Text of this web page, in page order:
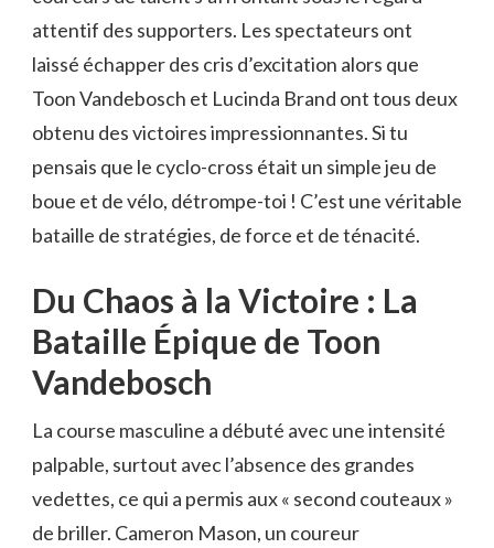
attentif des supporters. Les spectateurs ont
laissé échapper des cris d’excitation alors que
Toon Vandebosch et Lucinda Brand ont tous deux
obtenu des victoires impressionnantes. Si tu
pensais que le cyclo-cross était un simple jeu de
boue et de vélo, détrompe-toi ! C’est une véritable
bataille de stratégies, de force et de ténacité.
Du Chaos à la Victoire : La
Bataille Épique de Toon
Vandebosch
La course masculine a débuté avec une intensité
palpable, surtout avec l’absence des grandes
vedettes, ce qui a permis aux « second couteaux »
de briller. Cameron Mason, un coureur